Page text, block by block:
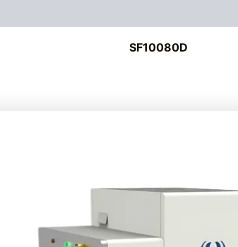
SF10080D